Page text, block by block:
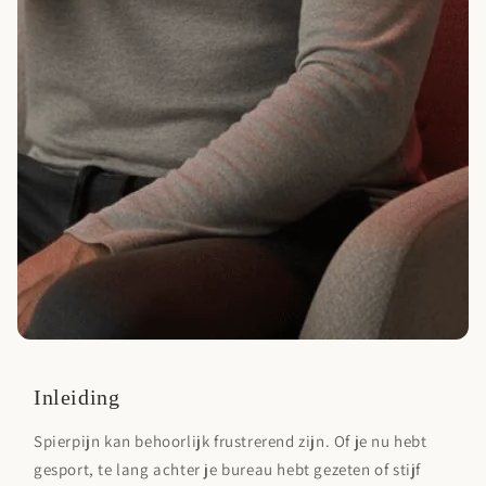
Inleiding
Spierpijn kan behoorlijk frustrerend zijn. Of je nu hebt
gesport, te lang achter je bureau hebt gezeten of stijf